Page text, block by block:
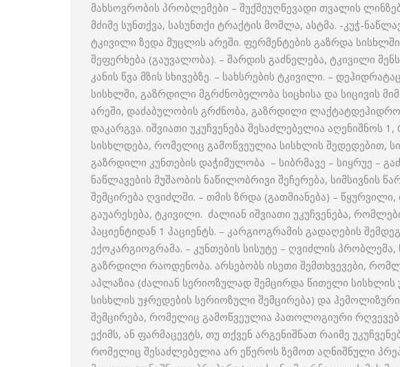
მახსოვრობის პრობლემები – შუქშეუღწევადი თვალის
მძიმე სუნთქვა, სასუნთქი ტრაქტის მოშლა, ასტმა. -კუჭ-
ტკივილი ზედა მუცლის არეში. ფერმენტების გაზრდა
შეფერხება (გაუვალობა). – შარდის გაძნელება, ტკივილი
კანის წვა მზის სხივებზე. – სახსრების ტკივილი. –
სისხლში, გაზრდილი მგრძნობელობა სიცხისა და სიცივის
არეში, დაძაბულობის გრძნობა, გაზრდილი
დაკარგვა. იშვიათი უკუჩვენება შესაძლებელია აღენიშნოს
სისხლდება, რომელიც გამოწვეულია სისხლის შედედებით,
გაზრდილი კუნთების დაჭიმულობა – სიბრმავე – სიყრუე –
ნაწლავების მუშაობის ნაწილობრივი შეჩერება, სიმსივნის
შემცირება ღვიძლში. – თმის ზრდა (გათმიანება) –
გაუარესება, ტკივილი. ძალიან იშვიათი უკუჩვენება,
პაციენტიდან 1 პაციენტს. – კარგიოგრამის გადაღების
ექოკარგიოგრამა. – კუნთების სისუტე – ღვიძლის პრობლემა,
გაზრდილი რაოდენობა. არსებობს ისეთი შემთხვევები,
აპლაზია (ძალიან სერიოზულად შემცირდა წითელი
სისხლის უჯრედების სერიოზული შემცირება) და
შემცირება, რომელიც გამოწვეულია პათოლოგიური
ექიმს, ან ფარმაცევტს, თუ თქვენ არგენიშნათ რაიმე
რომელიც შესაძლებელია არ ეწეროს ზემოთ აღნიშნული